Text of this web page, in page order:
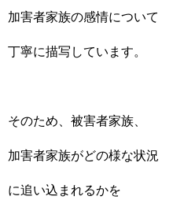
加害者家族の感情について
丁寧に描写しています。
そのため、被害者家族、
加害者家族がどの様な状況
に追い込まれるかを